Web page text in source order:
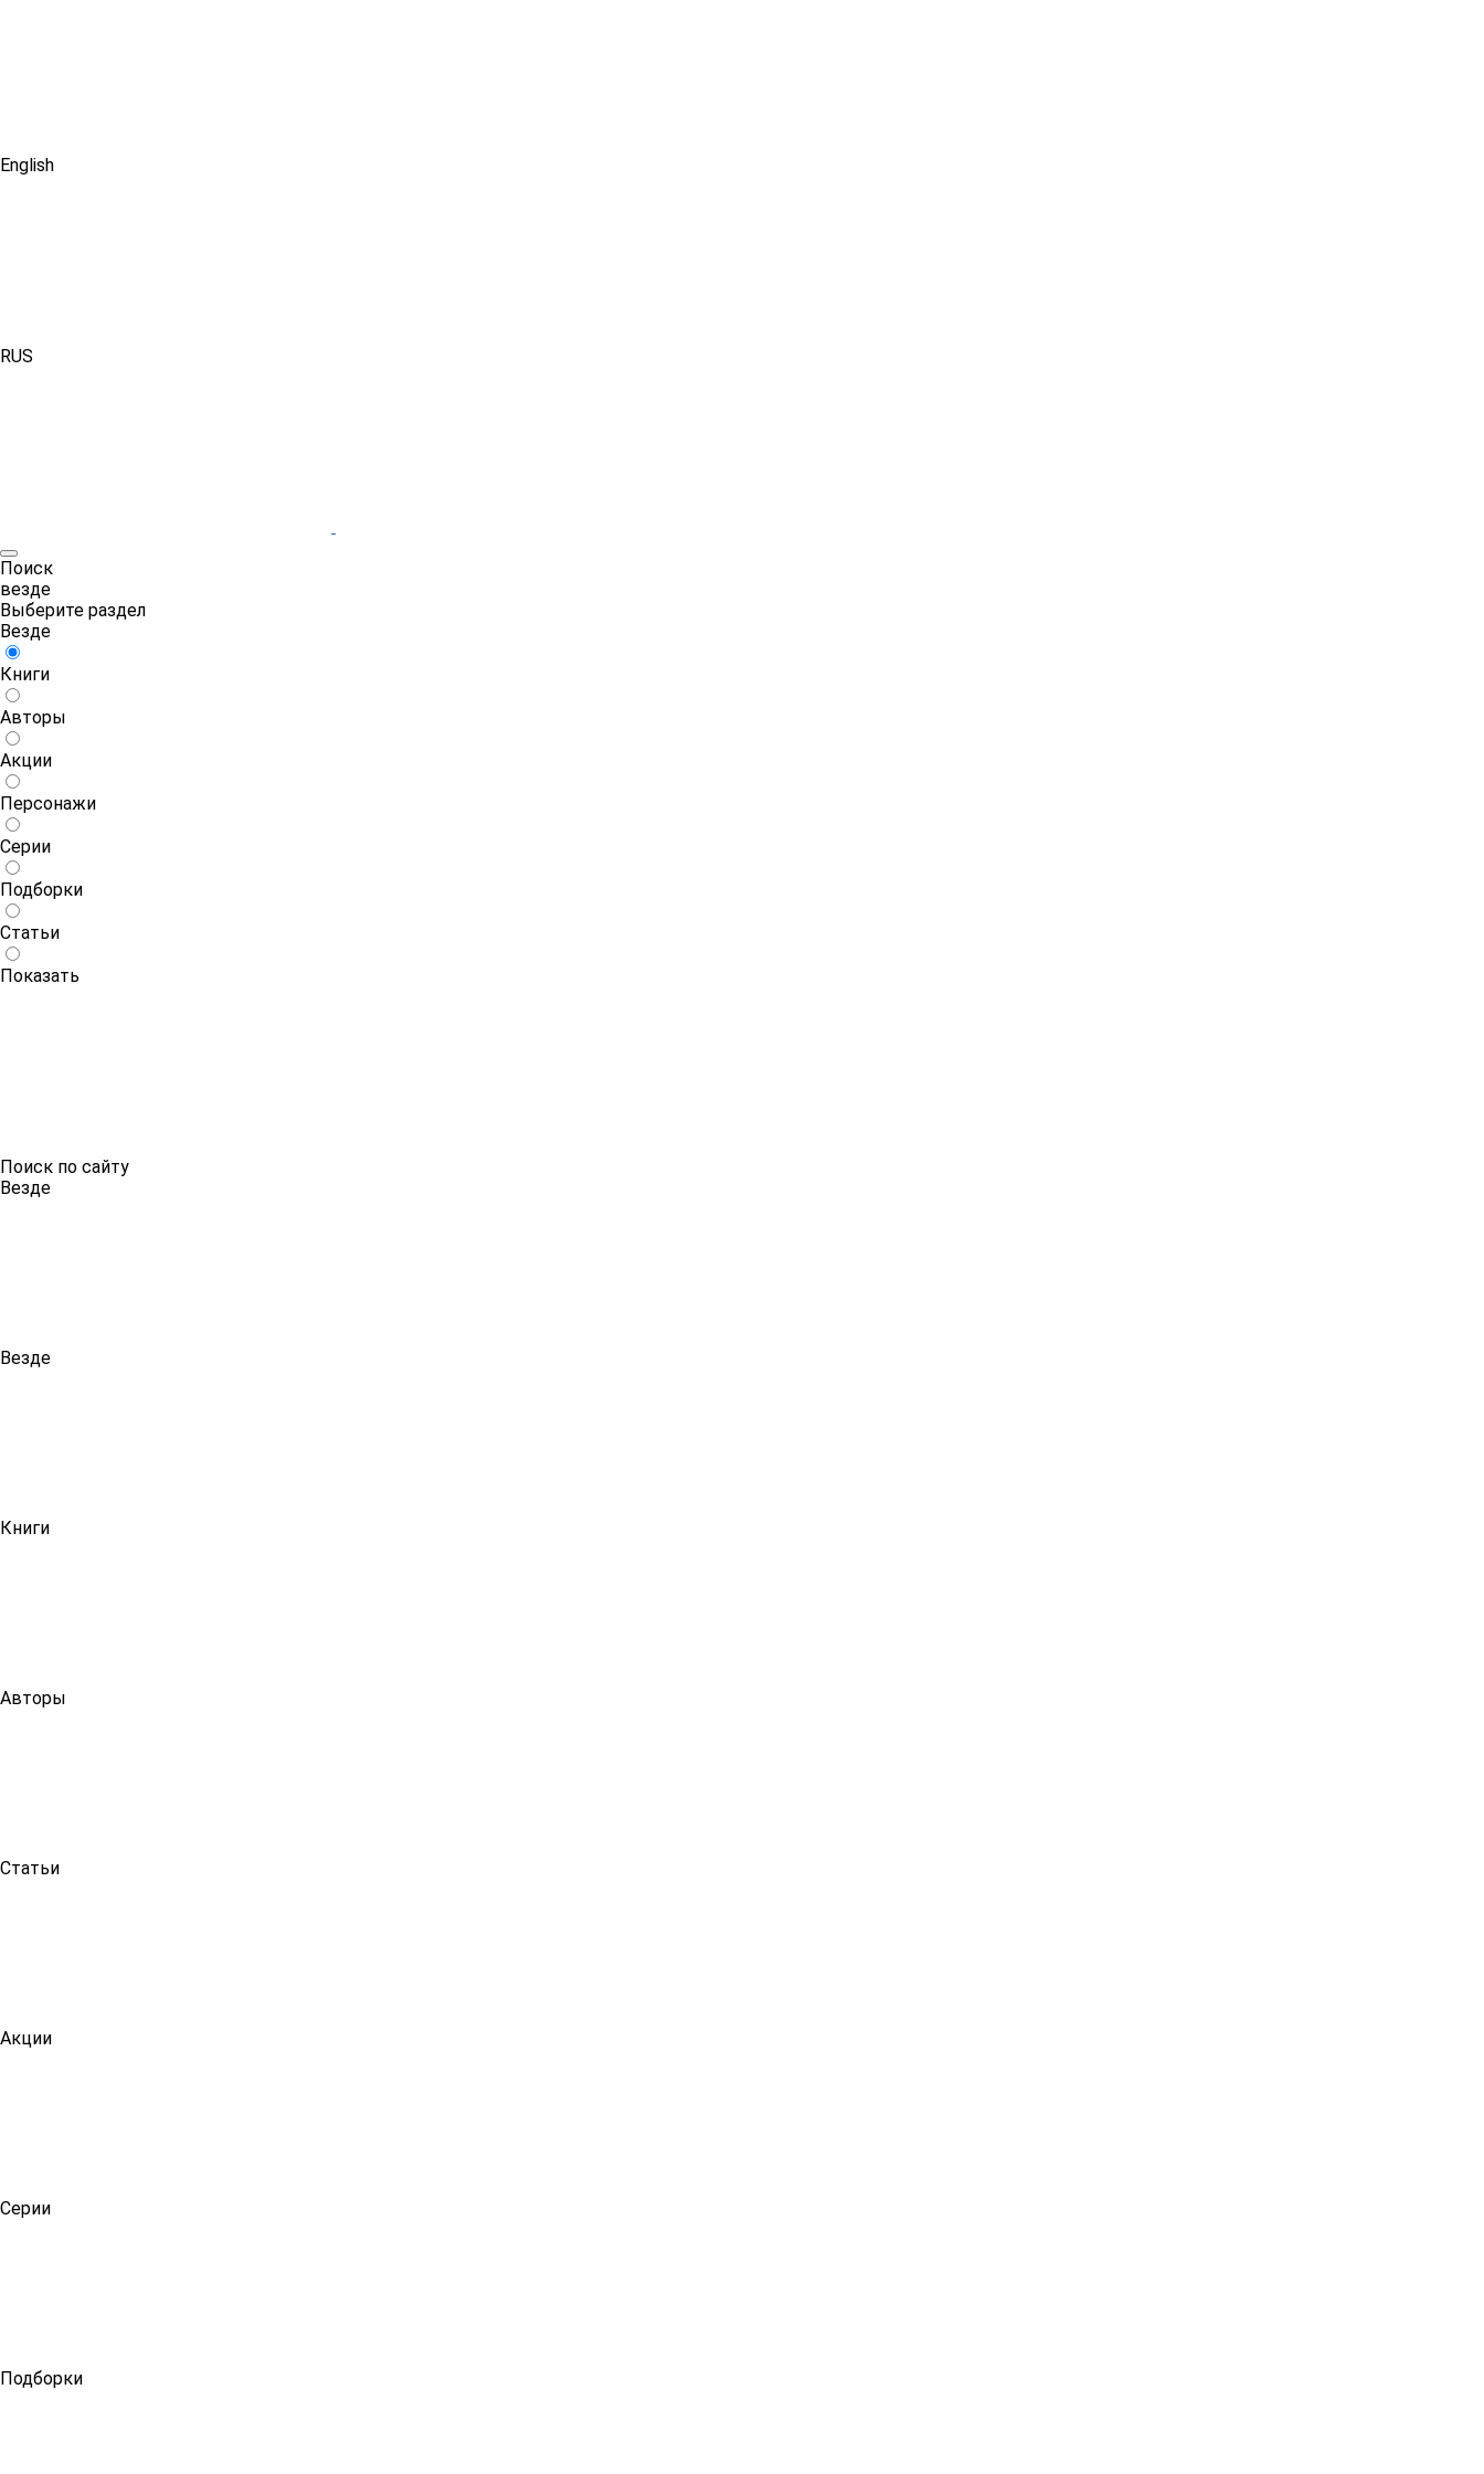
English
RUS
Поиск
везде
Выберите раздел
Везде
Книги
Авторы
Акции
Персонажи
Серии
Подборки
Статьи
Показать
Поиск по сайту
Везде
Везде
Книги
Авторы
Статьи
Акции
Серии
Подборки